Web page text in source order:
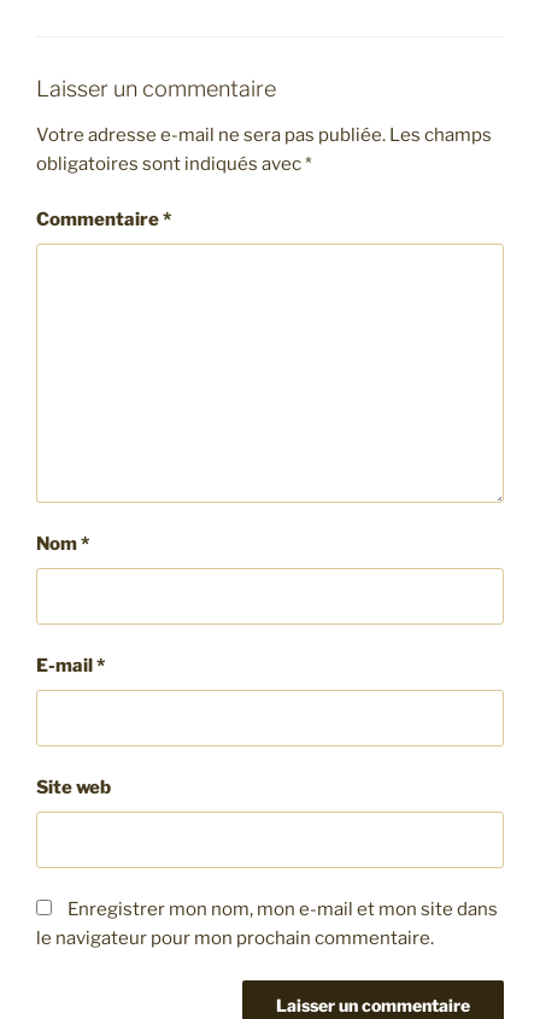
Laisser un commentaire
Votre adresse e-mail ne sera pas publiée. Les champs
obligatoires sont indiqués avec*
Commentaire*
Nom*
E-mail*
Site web
Enregistrer mon nom, mon e-mail et mon site dans
le navigateur pour mon prochain commentaire.